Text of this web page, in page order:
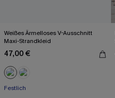
Weißes Ärmelloses V-Ausschnitt
Maxi-Strandkleid
47,00 €
Festlich